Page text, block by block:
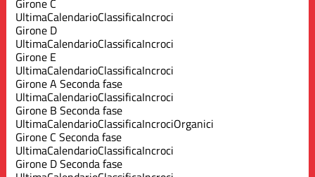
UltimaCalendarioClassificaIncroci
Girone D
UltimaCalendarioClassificaIncroci
Girone E
UltimaCalendarioClassificaIncroci
Girone A Seconda fase
UltimaCalendarioClassificaIncroci
Girone B Seconda fase
UltimaCalendarioClassificaIncrociOrganici
Girone C Seconda fase
UltimaCalendarioClassificaIncroci
Girone D Seconda fase